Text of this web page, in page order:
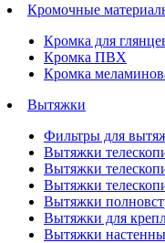
Кромочные
Кромка для
Кромка ПВХ
Кромка
Вытяжки
Фильтры для
Вытяжки
Вытяжки
Вытяжки
Вытяжки
Вытяжки для
Вытяжки